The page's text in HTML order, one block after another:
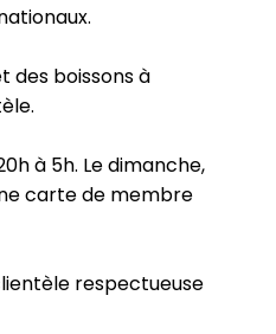
des boissons à
à 5h. Le dimanche,
carte de membre
respectueuse